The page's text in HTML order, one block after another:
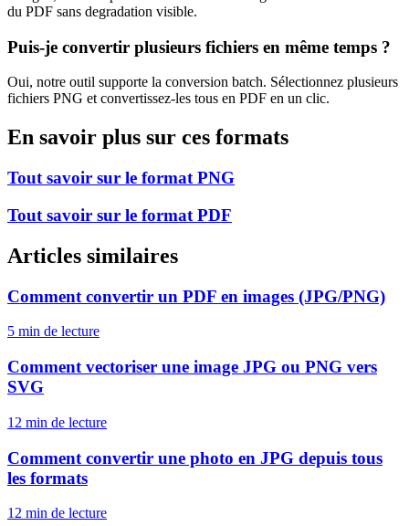
du PDF sans degradation visible.
Puis-je convertir plusieurs fichiers en même temps ?
Oui, notre outil supporte la conversion batch. Sélectionnez plusieurs
fichiers PNG et convertissez-les tous en PDF en un clic.
En savoir plus sur ces formats
Tout savoir sur le format PNG
Tout savoir sur le format PDF
Articles similaires
Comment convertir un PDF en images (JPG/PNG)
5 min de lecture
Comment vectoriser une image JPG ou PNG vers
SVG
12 min de lecture
Comment convertir une photo en JPG depuis tous
les formats
12 min de lecture